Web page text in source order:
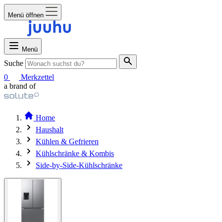
Menü öffnen
Menü
Suche
0
Merkzettel
a brand of
Home
Haushalt
Kühlen & Gefrieren
Kühlschränke & Kombis
Side-by-Side-Kühlschränke